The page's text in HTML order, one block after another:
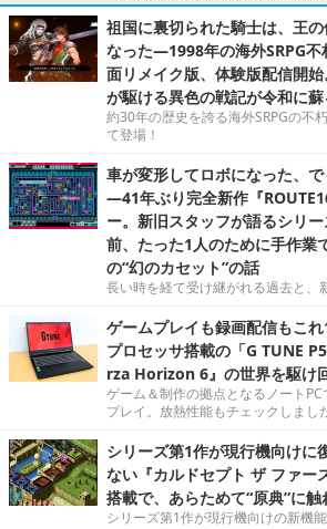
祖国に裏切られた騎士は、王
なった―1998年の海外SRPG不
面リメイク版、体験版配信開
が駆ける異色の戦記が令和に蘇
約30年の歴史を誇る海外SRPGの不
て登場！
車が変形してロボになった、
―41年ぶり完全新作『
ー。新旧スタッフが語るシリ
前、たった1人のために手作業
の“幻のカセット”の話
長い時を経て受け継がれる過去と、
ゲームプレイも録画配信もこ
プロセッサ搭載の「G TUNE
rza Horizon 6』の世界を駆け
ゲーム＆制作の拠点となるノート
プレイ。放熱性能もチェックしまし
シリーズ第1作が現行機向けに
ない『カルドセプト ザ ファー
搭載で、あらためて“原典”に触
シリーズ第1作が現行機向けの新機